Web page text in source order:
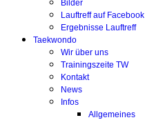
Bilder
Lauftreff auf Facebook
Ergebnisse Lauftreff
Taekwondo
Wir über uns
Trainingszeite TW
Kontakt
News
Infos
Allgemeines